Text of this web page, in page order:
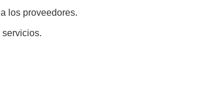
los proveedores.